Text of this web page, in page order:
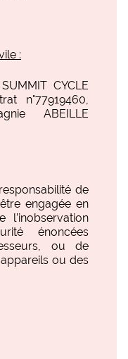
:
CYCLE
n°77919460,
ABEILLE
de
engagée en
l’inobservation
énoncées
ou de
ou des